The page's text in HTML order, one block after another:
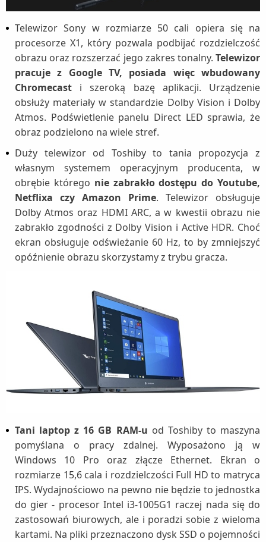
Telewizor Sony w rozmiarze 50 cali opiera się na
procesorze X1, który pozwala podbijać rozdzielczość
obrazu oraz rozszerzać jego zakres tonalny. Telewizor
pracuje z Google TV, posiada więc wbudowany
Chromecast i szeroką bazę aplikacji. Urządzenie
obsłuży materiały w standardzie Dolby Vision i Dolby
Atmos. Podświetlenie panelu Direct LED sprawia, że
obraz podzielono na wiele stref.
Duży telewizor od Toshiby to tania propozycja z
własnym systemem operacyjnym producenta, w
obrębie którego nie zabrakło dostępu do Youtube,
Netflixa czy Amazon Prime. Telewizor obsługuje
Dolby Atmos oraz HDMI ARC, a w kwestii obrazu nie
zabrakło zgodności z Dolby Vision i Active HDR. Choć
ekran obsługuje odświeżanie 60 Hz, to by zmniejszyć
opóźnienie obrazu skorzystamy z trybu gracza.
Tani laptop z 16 GB RAM-u od Toshiby to maszyna
pomyślana o pracy zdalnej. Wyposażono ją w
Windows 10 Pro oraz złącze Ethernet. Ekran o
rozmiarze 15,6 cala i rozdzielczości Full HD to matryca
IPS. Wydajnościowo na pewno nie będzie to jednostka
do gier - procesor Intel i3-1005G1 raczej nada się do
zastosowań biurowych, ale i poradzi sobie z wieloma
kartami. Na pliki przeznaczono dysk SSD o pojemności